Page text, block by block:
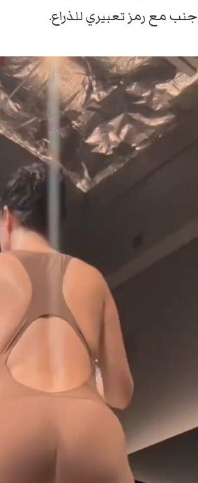
مع رمز تعبيري للذراع.